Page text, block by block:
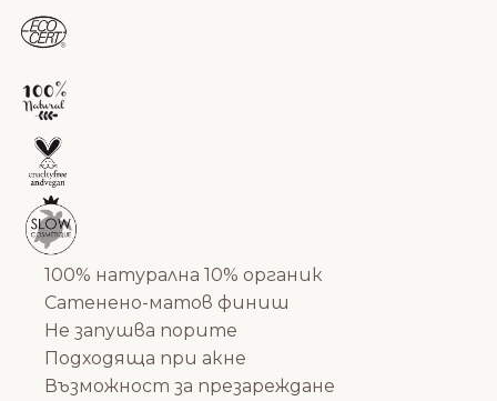
100% натурална 10% органик
Сатенено-матов финиш
Не запушва порите
Подходяща при акне
Възможност за презареждане